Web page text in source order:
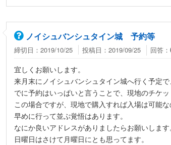
ノイシュバンシュタイン城 予約等
締切日：2019/10/25 投稿日：2019/09/25 回答：
宜しくお願いします。
来月末にノイシュバンシュタイン城へ行く予定
でに予約はいっぱいと言うことで、現地のチケ
この場合ですが、現地で購入すれば入場は可能
早めに行って並ぶ覚悟はあります。
なにか良いアドレスがありましたらお願いします
日曜日はさけて月曜日にとも思ってます。